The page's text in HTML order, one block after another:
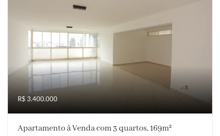
R$ 3.400.000
Apartamento à Venda com 3 quartos, 169m²